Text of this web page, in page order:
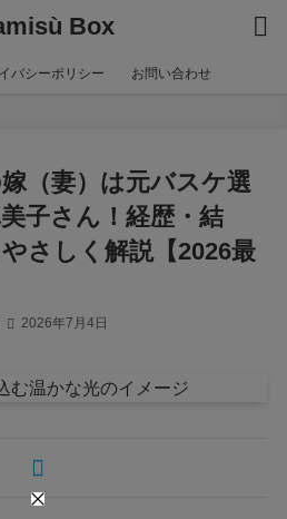
Box
バシーポリシー お問い合わせ
（妻）は元バスケ選
子さん！経歴・結
さしく解説【2026最
2026年7月4日